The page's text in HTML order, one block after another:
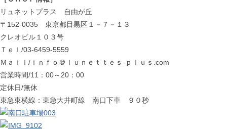
リュネットプラス 自由が丘
〒152-0035 東京都目黒区１－７－１３
クレオビル１０３号
Ｔｅｌ/03-6459-5559
Ｍａｉｌ/ｉｎｆｏ＠ｌｕｎｅｔｔｅｓ-ｐｌｕｓ.com
営業時間/11：00～20：00
定休日/無休
東急東横線：東急大井町線 南口下車 ９０秒